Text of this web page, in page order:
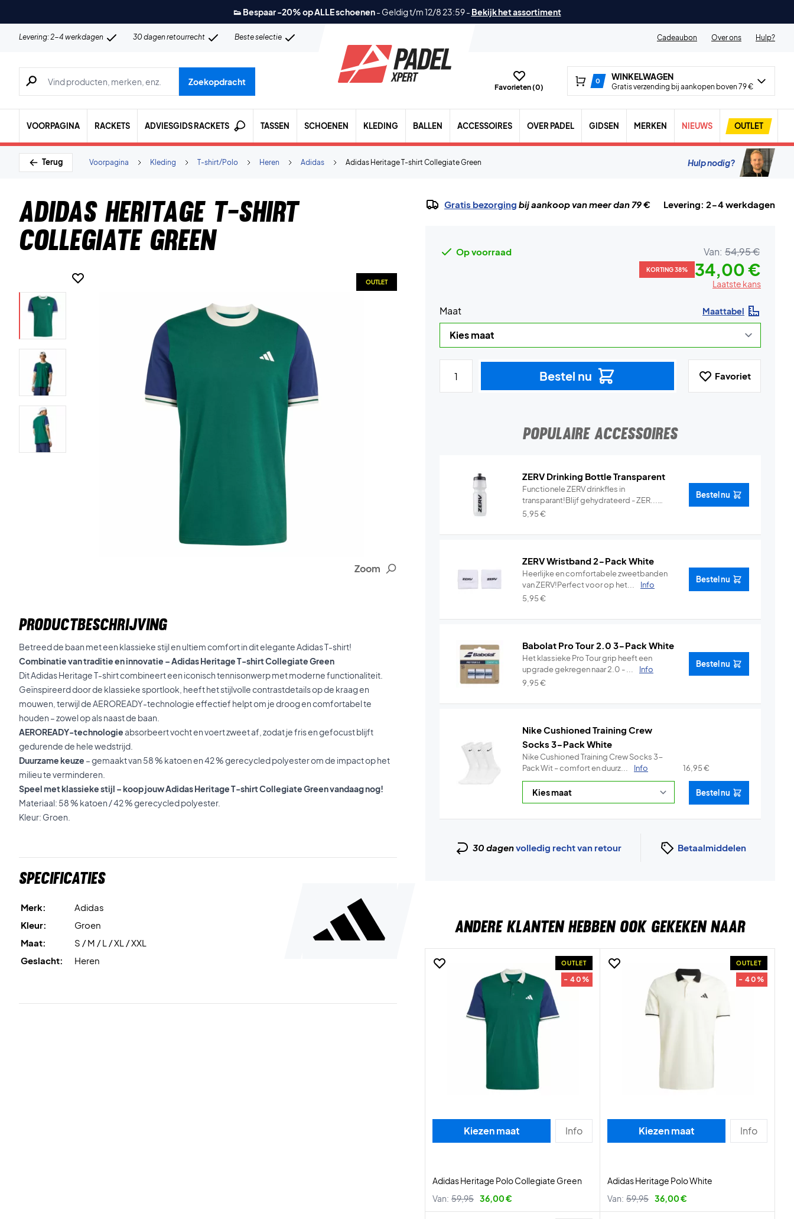
👟 Bespaar -20% op ALLE schoenen- Geldig t/m 12/8 23:59- Bekijk het assortiment
Levering: 2-4 werkdagen 30 dagen retourrecht Beste selectie Cadeaubon Over ons Hulp?
Zoeken naar producten, merken etc.
Zoekopdracht
Favorieten (0)
0 WINKELWAGEN
Gratis verzending bij aankopen boven 79 €
VOORPAGINA RACKETS ADVIESGIDS RACKETS TASSEN SCHOENEN KLEDING BALLEN ACCESSOIRES OVER PADEL GIDSEN MERKEN NIEUWS OUTLET
Terug Adidas Heritage T-shirt Collegiate Green
Adidas
Heren
T-shirt/Polo
Kleding
Voorpagina Hulp nodig?
Adidas Heritage T-shirt
Collegiate Green
Zoom
OUTLET
PRODUCTBESCHRIJVING
Betreed de baan met een klassieke stijl en ultiem comfort in dit elegante Adidas T-shirt!
Combinatie van traditie en innovatie – Adidas Heritage T-shirt Collegiate Green
Dit Adidas Heritage T-shirt combineert een iconisch tennisonwerp met moderne functionaliteit.
Geïnspireerd door de klassieke sportlook, heeft het stijlvolle contrastdetails op de kraag en
mouwen, terwijl de AEROREADY-technologie effectief helpt om je droog en comfortabel te
houden – zowel op als naast de baan.
AEROREADY-technologieabsorbeert vocht en voert zweet af, zodat je fris en gefocust blijft
gedurende de hele wedstrijd.
Duurzame keuze – gemaakt van 58 % katoen en 42 % gerecycled polyester om de impact op het
milieu te verminderen.
Speel met klassieke stijl – koop jouw Adidas Heritage T-shirt Collegiate Green vandaag nog!
Materiaal: 58 % katoen / 42 % gerecycled polyester.
Kleur: Groen.
Specificaties
Merk:
Adidas
Kleur:
Groen
Maat:
S / M / L / XL / XXL
Geslacht:
Heren
Gratis bezorging bij aankoop van meer dan 79 € Levering: 2-4 werkdagen
Op voorraad Van: 54,95 €
KORTING 38% 34,00 €
Laatste kans
Maat Maattabel
Bestel nu Favoriet
POPULAIRE ACCESSOIRES
ZERV Drinking Bottle Transparent
Functionele ZERV drinkfles in
transparant!Blijf gehydrateerd - ZER...
Info
5,95€
Bestel nu
ZERV Wristband 2-Pack White
Heerlijke en comfortabele zweetbanden
van ZERV!Perfect voor op het...
Info
5,95€
Bestel nu
Babolat Pro Tour 2.0 3-Pack White
Het klassieke Pro Tour grip heeft een
upgrade gekregen naar 2.0 - ...
Info
9,95€
Bestel nu
Nike Cushioned Training Crew
Socks 3-Pack White
Nike Cushioned Training Crew Socks 3-
Pack Wit – comfort en duurz...
Info 16,95€
Bestel nu
30 dagenvolledig recht van retour Betaalmiddelen
ANDERE KLANTEN HEBBEN OOK GEKEKEN NAAR
OUTLET
- 40%
Kiezen maat Info
Adidas Heritage Polo Collegiate Green
Van: 59,95 36,00 €
OUTLET
- 40%
Kiezen maat Info
Adidas Heritage Polo White
Van: 59,95 36,00 €